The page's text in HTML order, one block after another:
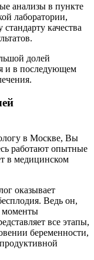
анализы в пункте
лаборатории,
качества
долей
и в последующем
в Москве, Вы
работают опытные
в медицинском
оказывает
Ведь он,
моменты
все этапы,
беременности,